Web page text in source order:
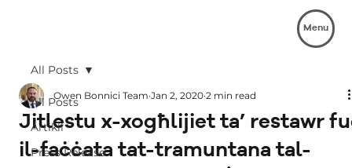
Menu
All Posts
Artikli
Press Release
All Posts
Jitlestu x-xogħlijiet ta’ restawr
il-faċċata tat-tramuntana tal-
Owen Bonnici Team Jan 2, 2020 2 min read